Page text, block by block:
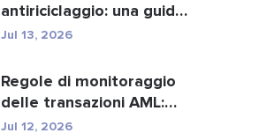
antiriciclaggio: una guida
completa alla con...
Jul 13, 2026
Regole di monitoraggio
delle transazioni AML:
come individuano i r...
Jul 12, 2026